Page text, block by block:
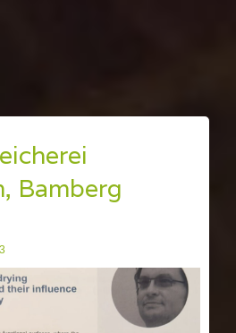
Bamberg